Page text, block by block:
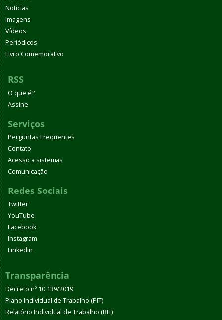
Notícias
Imagens
Vídeos
Periódicos
Livro Comemorativo
RSS
O que é?
Assine
Serviços
Perguntas Frequentes
Contato
Acesso a sistemas
Comunicação
Redes Sociais
Twitter
YouTube
Facebook
Instagram
Linkedin
Transparência
Decreto nº 10.139/2019
Plano Individual de Trabalho (PIT)
Relatório Individual de Trabalho (RIT)